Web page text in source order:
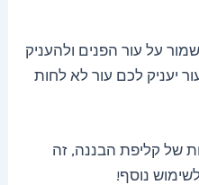
על עור הפנים ולהעניק
יעניק לכם עור לא לחות
של קליפת הבננה, זה
נוסף!